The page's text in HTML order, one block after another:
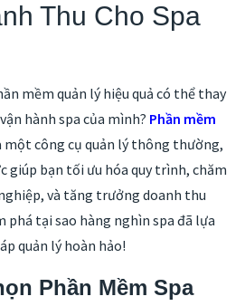
Thu Cho Spa
mềm quản lý hiệu quả có thể thay
hành spa của mình? Phần mềm
một công cụ quản lý thông thường,
giúp bạn tối ưu hóa quy trình, chăm
và tăng trưởng doanh thu
phá tại sao hàng nghìn spa đã lựa
quản lý hoàn hảo!
Phần Mềm Spa